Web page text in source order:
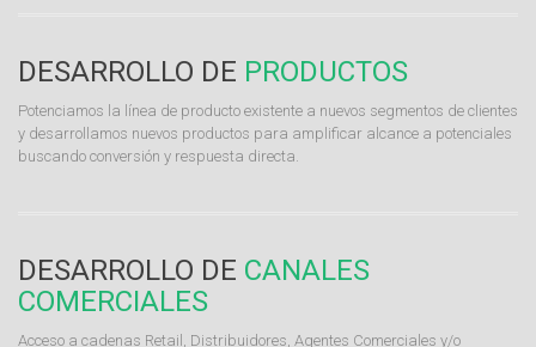
DESARROLLO DE PRODUCTOS
Potenciamos la línea de producto existente a nuevos segmentos de clientes
y desarrollamos nuevos productos para amplificar alcance a potenciales
buscando conversión y respuesta directa.
DESARROLLO DE CANALES
COMERCIALES
Acceso a cadenas Retail, Distribuidores, Agentes Comerciales y/o